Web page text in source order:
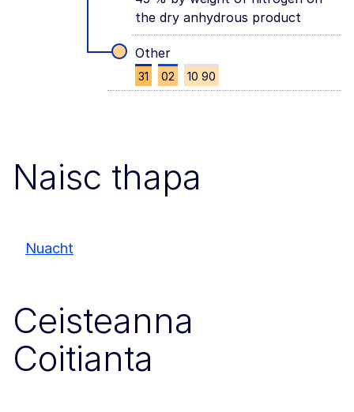
the dry anhydrous product
Other
31 02 10 90
Naisc thapa
Nuacht
Ceisteanna
Coitianta